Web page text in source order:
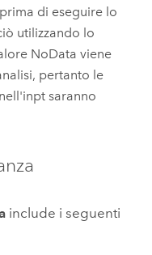
di eseguire lo
utilizzando lo
NoData viene
pertanto le
saranno
include i seguenti